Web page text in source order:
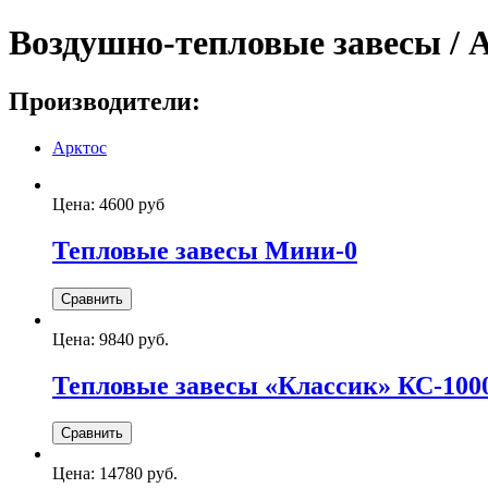
Воздушно-тепловые завесы /
Производители:
Арктос
Цена: 4600 руб
Тепловые завесы Мини-0
Цена: 9840 руб.
Тепловые завесы «Классик» КС-
Цена: 14780 руб.